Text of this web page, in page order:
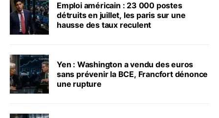
Emploi américain : 23 000 postes
détruits en juillet, les paris sur une
hausse des taux reculent
Yen : Washington a vendu des euros
sans prévenir la BCE, Francfort dénonce
une rupture